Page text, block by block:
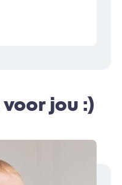
jou :)